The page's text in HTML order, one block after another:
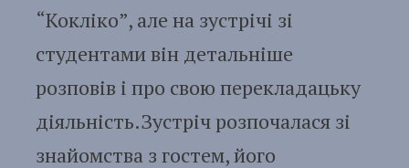
“Кокліко”, але на зустрічі зі
студентами він детальніше
розповів і про свою перекладацьку
діяльність.Зустріч розпочалася зі
знайомства з гостем, його